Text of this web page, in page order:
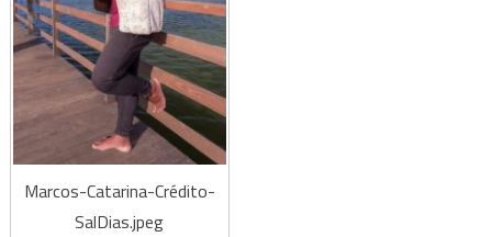
Marcos-Catarina-Crédito-
SalDias.jpeg